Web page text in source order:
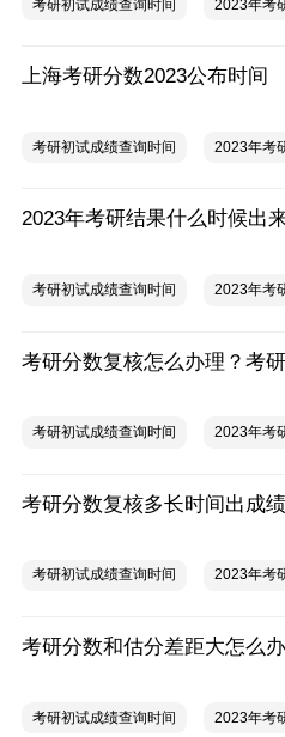
考研初试成绩查询时间 2023年考
上海考研分数2023公布时间
考研初试成绩查询时间 2023年考
2023年考研结果什么时候出
考研初试成绩查询时间 2023年考
考研分数复核怎么办理？考
考研初试成绩查询时间 2023年考
考研分数复核多长时间出成绩
考研初试成绩查询时间 2023年考
考研分数和估分差距大怎么办
考研初试成绩查询时间 2023年考